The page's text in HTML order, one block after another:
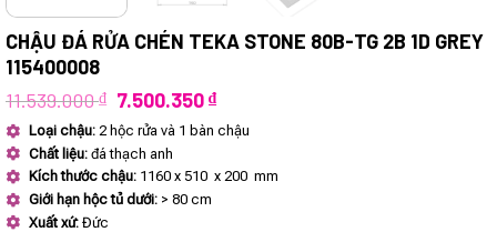
CHẬU ĐÁ RỬA CHÉN TEKA STONE 80B-TG 2B 1D GREY
115400008
11.539.000₫ Giá
gốc
là:
11.539.000 ₫.
7.500.350₫Giá
hiện
tại
7.500.350 ₫.
Loại chậu: 2 hộc rửa và 1 bàn chậu
Chất liệu: đá thạch anh
Kích thước chậu: 1160 x 510 x 200 mm
Giới hạn hộc tủ dưới: > 80 cm
Xuất xứ: Đức